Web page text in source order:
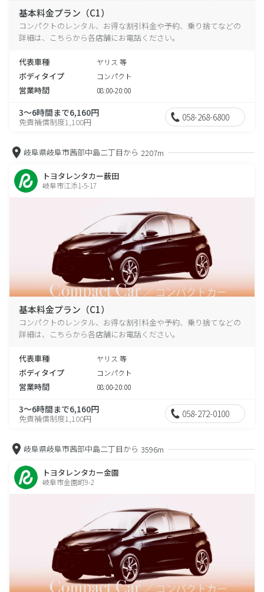
基本料金プラン（C1）
コンパクトのレンタル、お得な割引料金や予約、乗り捨てなどの
詳細は、こちらから各店舗にお電話ください。
代表車種 ヤリス 等
ボディタイプ コンパクト
営業時間 08:00-20:00
3～6時間まで6,160円
免責補償制度1,100円 058-268-6800
岐阜県岐阜市茜部中島二丁目から 2207m
トヨタレンタカー薮田
岐阜市江添1-5-17
基本料金プラン（C1）
コンパクトのレンタル、お得な割引料金や予約、乗り捨てなどの
詳細は、こちらから各店舗にお電話ください。
代表車種 ヤリス 等
ボディタイプ コンパクト
営業時間 08:00-20:00
3～6時間まで6,160円
免責補償制度1,100円 058-272-0100
岐阜県岐阜市茜部中島二丁目から 3596m
トヨタレンタカー金園
岐阜市金園町9-2